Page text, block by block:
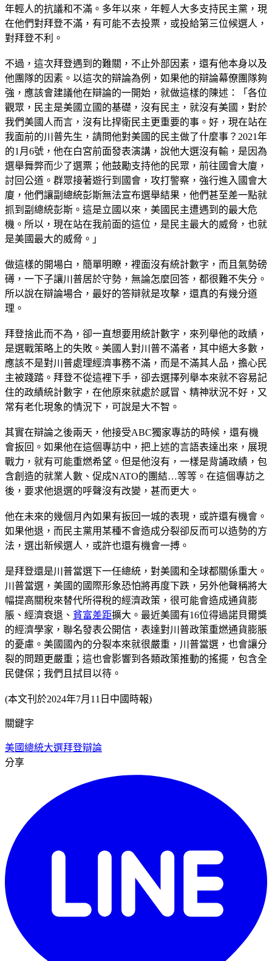
年輕人的抗議和不滿。多年以來，年輕人大多支持民主黨，現
在他們對拜登不滿，有可能不去投票，或投給第三位候選人，
對拜登不利。
不過，這次拜登遇到的難關，不止外部因素，還有他本身以及
他團隊的因素。以這次的辯論為例，如果他的辯論幕僚團隊夠
強，應該會建議他在辯論的一開始，就做這樣的陳述：「各位
觀眾，民主是美國立國的基礎，沒有民主，就沒有美國，對於
我們美國人而言，沒有比捍衛民主更重要的事。好，現在站在
我面前的川普先生，請問他對美國的民主做了什麼事？2021年
的1月6號，他在白宮前面發表演講，說他大選沒有輸，是因為
選舉舞弊而少了選票；他鼓勵支持他的民眾，前往國會大廈，
討回公道。群眾接著遊行到國會，攻打警察，強行進入國會大
廈，他們讓副總統彭斯無法宣布選舉結果，他們甚至差一點就
抓到副總統彭斯。這是立國以來，美國民主遭遇到的最大危
機。所以，現在站在我前面的這位，是民主最大的威脅，也就
是美國最大的威脅。」
做這樣的開場白，簡單明瞭，裡面沒有統計數字，而且氣勢磅
礡，一下子讓川普居於守勢，無論怎麼回答，都很難不失分。
所以說在辯論場合，最好的答辯就是攻擊，還真的有幾分道
理。
拜登捨此而不為，卻一直想要用統計數字，來列舉他的政績，
是選戰策略上的失敗。美國人對川普不滿者，其中絕大多數，
應該不是對川普處理經濟事務不滿，而是不滿其人品，擔心民
主被踐踏。拜登不從這裡下手，卻去選擇列舉本來就不容易記
住的政績統計數字，在他原來就處於感冒、精神狀況不好，又
常有老化現象的情況下，可說是大不智。
其實在辯論之後兩天，他接受ABC獨家專訪的時候，還有機
會扳回。如果他在這個專訪中，把上述的言語表達出來，展現
戰力，就有可能重燃希望。但是他沒有，一樣是背誦政績，包
含創造的就業人數、促成NATO的團結…等等。在這個專訪之
後，要求他退選的呼聲沒有改變，甚而更大。
他在未來的幾個月內如果有扳回一城的表現，或許還有機會。
如果他退，而民主黨用某種不會造成分裂卻反而可以造勢的方
法，選出新候選人，或許也還有機會一搏。
是拜登還是川普當選下一任總統，對美國和全球都關係重大。
川普當選，美國的國際形象恐怕將再度下跌，另外他聲稱將大
幅提高關稅來替代所得稅的經濟政策，很可能會造成通貨膨
脹、經濟衰退、 貧富差距擴大。最近美國有16位得過諾貝爾獎
的經濟學家，聯名發表公開信，表達對川普政策重燃通貨膨脹
的憂慮。美國國內的分裂本來就很嚴重，川普當選，也會讓分
裂的問題更嚴重；這也會影響到各類政策推動的搖擺，包含全
民健保；我們且拭目以待。
(本文刊於2024年7月11日中國時報)
關鍵字
美國總統大選拜登辯論
分享